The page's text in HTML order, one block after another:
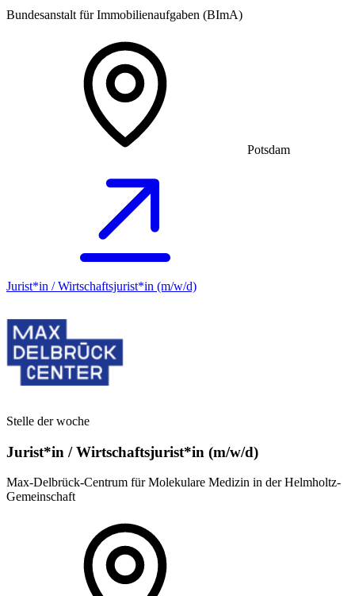
Bundesanstalt für Immobilienaufgaben (BImA)
Potsdam
Jurist*in / Wirtschafts­jurist*in (m/w/d)
Stelle der woche
Jurist*in / Wirtschafts­jurist*in (m/w/d)
Max-Delbrück-Centrum für Molekulare Medizin in der Helmholtz-
Gemeinschaft